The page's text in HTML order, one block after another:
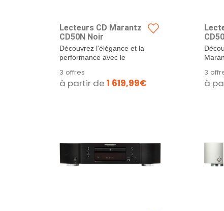
Lecteurs CD Marantz
CD50N Noir
Découvrez l'élégance et la
performance avec le
CD50N Noir Le Lecteur CD
Marantz CD50N Noir est
3 offres
à partir de 1 619,99€
3
à